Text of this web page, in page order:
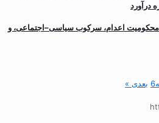
درآورد
محکومیت اعدام، سرکوب سیاسی–اجتماعی، و
6 بعدی »